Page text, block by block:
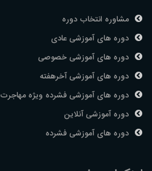
مشاوره انتخاب دوره
دوره های آموزشی عادی
دوره های آموزشی خصوصی
دوره های آموزشی آخرهفته
دوره های آموزشی فشرده ویژه مهاجرت
دوره آموزشی آنلاین
دوره های آموزشی فشرده